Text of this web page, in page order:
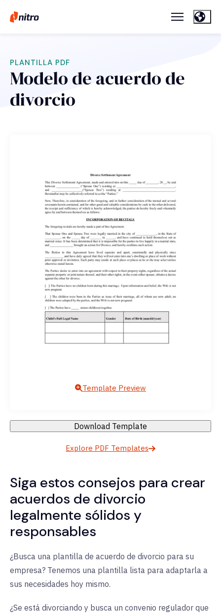
PLANTILLA PDF
Modelo de acuerdo de
divorcio
Template Preview
Download Template
Explore PDF Templates
Siga estos consejos para crear
acuerdos de divorcio
legalmente sólidos y
responsables
¿Busca una plantilla de acuerdo de divorcio para su
empresa? Tenemos una plantilla lista para adaptarla a
sus necesidades hoy mismo.
¿Se está divorciando y busca un convenio regulador que